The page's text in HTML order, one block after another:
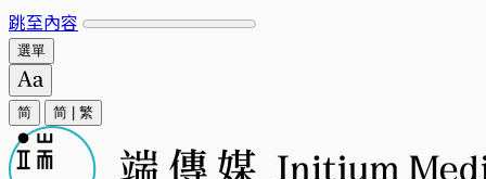
跳至內容
選單
简 简 繁